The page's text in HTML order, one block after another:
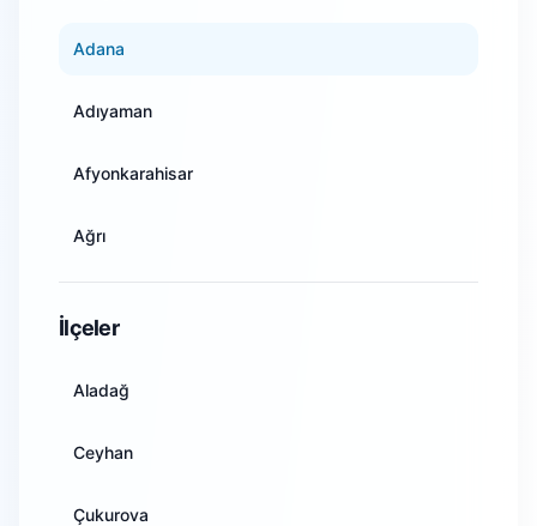
Adana
Adıyaman
Afyonkarahisar
Ağrı
İlçeler
Aladağ
Ceyhan
Çukurova